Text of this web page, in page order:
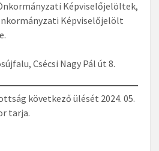
Képviselőjelöltek,
Képviselőjelölt
Csécsi Nagy Pál út 8.
következő ülését 2024. 05.
tarja.